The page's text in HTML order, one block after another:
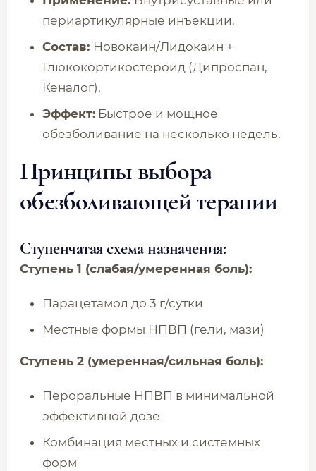
периартикулярные инъекции.
Состав: Новокаин/Лидокаин +
Глюкокортикостероид (Дипроспан,
Кеналог).
Эффект: Быстрое и мощное
обезболивание на несколько недель.
Принципы выбора
обезболивающей терапии
Ступенчатая схема назначения:
Ступень 1 (слабая/умеренная боль):
Парацетамол до 3 г/сутки
Местные формы НПВП (гели, мази)
Ступень 2 (умеренная/сильная боль):
Пероральные НПВП в минимальной
эффективной дозе
Комбинация местных и системных
форм